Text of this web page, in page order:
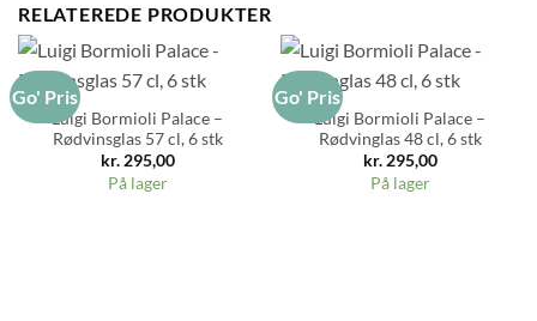
RELATEREDE PRODUKTER
Go' Pris
Luigi Bormioli Palace –
Rødvinsglas 57 cl, 6 stk
kr.295,00
På lager
Go' Pris
Luigi Bormioli Palace –
Rødvinglas 48 cl, 6 stk
kr.295,00
På lager